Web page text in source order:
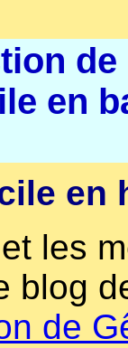
en
en
les
blog
de